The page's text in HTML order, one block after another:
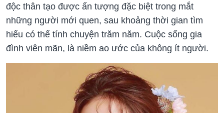
độc thân tạo được ấn tượng đặc biệt trong mắt
những người mới quen, sau khoảng thời gian tìm
hiểu có thể tính chuyện trăm năm. Cuộc sống gia
đình viên mãn, là niềm ao ước của không ít người.